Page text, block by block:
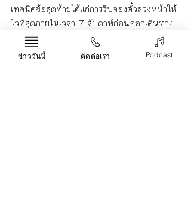
เทคนิคข้อสุดท้ายได้แก่การรีบจองตั๋วล่วงหน้าให้
ไวที่สุดภายในเวลา 7 สัปดาห์ก่อนออกเดินทาง
เพราะยิ่งเราจองตั๋วได้ไวเท่าไหร่ เราก็ยิ่งมีโอกาส
ได้ตั๋วเครื่องบินไปเวียดนามราคาถูกได้มากขึ้น
ข่าววันนี้ ติดต่อเรา Podcast